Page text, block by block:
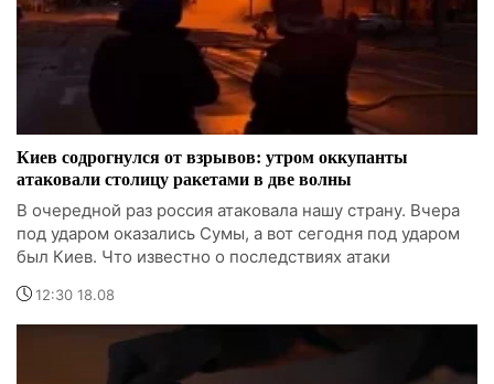
Киев содрогнулся от взрывов: утром оккупанты
атаковали столицу ракетами в две волны
В очередной раз россия атаковала нашу страну. Вчера
под ударом оказались Сумы, а вот сегодня под ударом
был Киев. Что известно о последствиях атаки
12:30 18.08